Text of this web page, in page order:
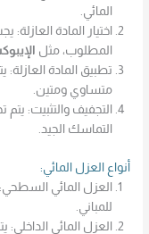
المائي.
اختيار المادة العازلة:
المطلوب، مثل
تطبيق المادة
متساوي ومتين.
التجفيف والتثبيت: يتم
التماسك الجيد.
أنواع العزل المائي:
العزل المائي
للمباني.
العزل المائي